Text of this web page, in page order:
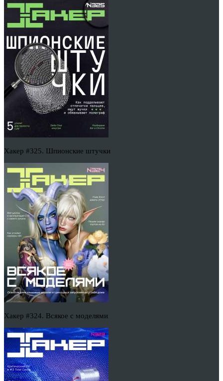
Хакер #325. Шпионские штучки
Хакер #324. Всякое с моделями